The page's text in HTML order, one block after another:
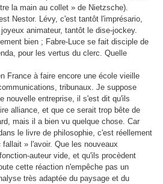
la main au collet » de Nietzsche).
Nestor. Lévy, c'est tantôt l'imprésario,
animateur, tantôt le dise-jockey.
bien ; Fabre-Luce se fait disciple de
pour les vertus du clerc. Quelle
France à faire encore une école vieille
tribunaux. Je suppose
nouvelle entreprise, il s'est dit qu'ils
alliance, et que ce serait trop bête de
mais il a bien vu quelque chose. Car
le livre de philosophie, c'est réellement
» l'avoir. Que les nouveaux
auteur vide, et qu'ils procèdent
cette réaction n'empêche pas un
très adaptée du paysage et du